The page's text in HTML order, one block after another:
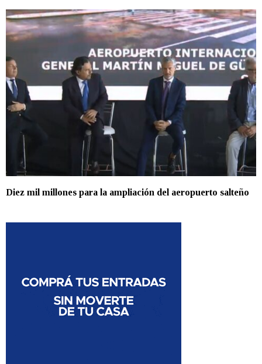
Diez mil millones para la ampliación del aeropuerto salteño